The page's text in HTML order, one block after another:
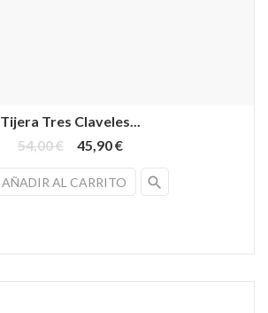
Tijera Tres Claveles...
54,00 €
45,90 €
AÑADIR AL CARRITO search